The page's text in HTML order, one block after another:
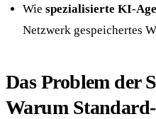
Wie spezialisierte KI-
Netzwerk gespeichertes
Das Problem der
Warum